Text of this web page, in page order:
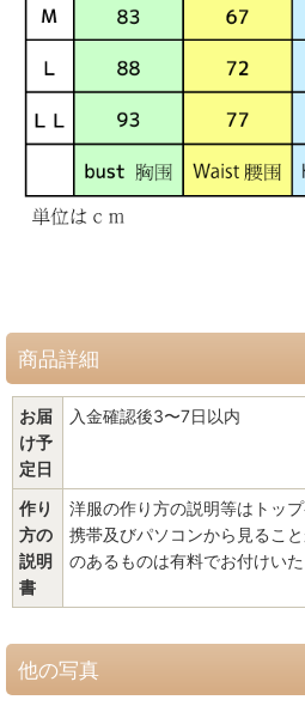
商品詳細
お届
け予
定日
入金確認後3〜7日以内
作り
方の
説明
書
洋服の作り方の説明等はトッ
携帯及びパソコンから見るこ
のあるものは有料でお付けいた
他の写真